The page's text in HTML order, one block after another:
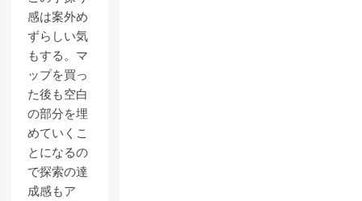
感は案外め
ずらしい気
もする。マ
ップを買っ
た後も空白
の部分を埋
めていくこ
とになるの
で探索の達
成感もア